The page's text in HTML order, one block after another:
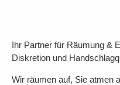
Ihr Partner für Räumung &
Diskretion und
Wir räumen auf, Sie atmen